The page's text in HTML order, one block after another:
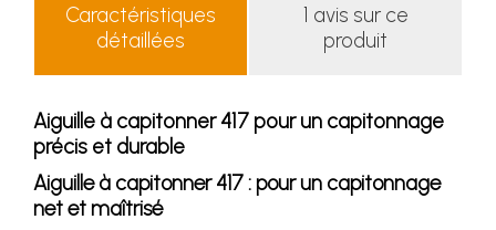
Caractéristiques
détaillées
1 avis sur ce
produit
Aiguille à capitonner 417 pour un capitonnage
précis et durable
Aiguille à capitonner 417 : pour un capitonnage
net et maîtrisé